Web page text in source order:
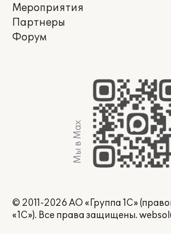
Мероприятия
Партнеры
Форум
Мы в Max
© 2011-2026 АО «Группа 1С»
«1С»). Все права защищены.